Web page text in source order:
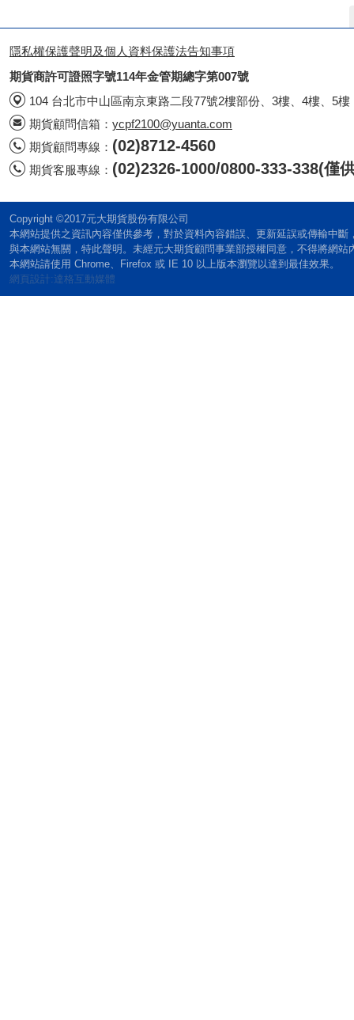
隱私權保護聲明及個人資料保護法告知事項
期貨商許可證照字號114年金管期總字第007號
104 台北市中山區南京東路二段77號2樓部份、3樓、4樓、5樓
期貨顧問信箱： ycpf2100@yuanta.com
期貨顧問專線： (02)8712-4560
期貨客服專線： (02)2326-1000/0800-333-338(僅
Copyright ©2017元大期貨股份有限公司
本網站提供之資訊內容僅供參考，對於資料內容錯誤、更新延誤或傳輸中
與本網站無關，特此聲明。未經元大期貨顧問事業部授權同意，不得將網站
本網站請使用 Chrome、Firefox 或 IE 10 以上版本瀏覽以達到最佳效果。
網頁設計:達格互動媒體